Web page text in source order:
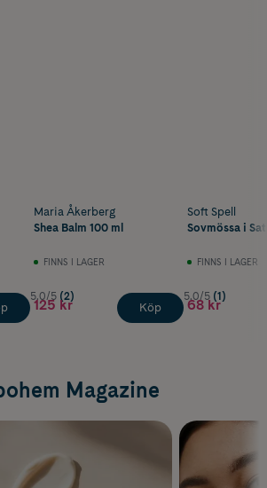
Maria Åkerberg
Shea Balm 100 ml
FINNS I LAGER
5.0/5 (2)
125 kr Köp
Soft Spell
Sovmössa i
FINNS I LAGER
5.0/5 (1)
68 kr
Magazine